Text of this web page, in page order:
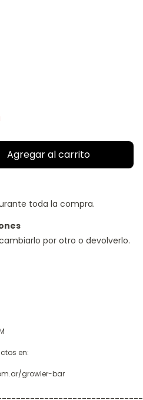
toda la compra.
por otro o devolverlo.
en:
growler-bar